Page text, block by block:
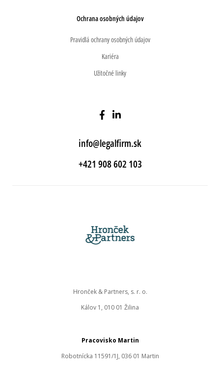
Ochrana osobných údajov
Pravidlá ochrany osobných údajov
Kariéra
Užitočné linky
info@legalfirm.sk
+421 908 602 103
Pracovisko Martin
Robotnícka 11591/1J, 036 01 Martin
Hronček & Partners, s. r. o.
Kálov 1, 010 01 Žilina